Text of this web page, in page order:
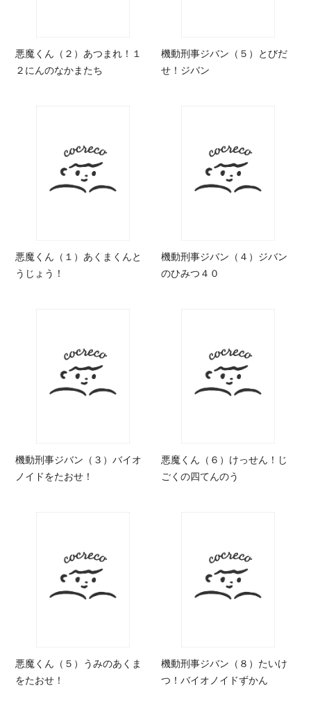
悪魔くん（２）あつまれ！１
２にんのなかまたち
機動刑事ジバン（５）とびだ
せ！ジバン
悪魔くん（１）あくまくんと
うじょう！
機動刑事ジバン（４）ジバン
のひみつ４０
機動刑事ジバン（３）バイオ
ノイドをたおせ！
悪魔くん（６）けっせん！じ
ごくの四てんのう
悪魔くん（５）うみのあくま
をたおせ！
機動刑事ジバン（８）たいけ
つ！バイオノイドずかん